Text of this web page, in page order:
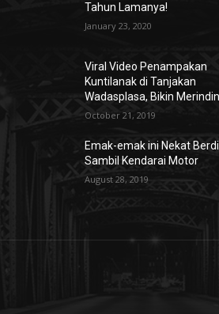
Tahun Lamanya!
January 23, 2020
Viral Video Penampakan
Kuntilanak di Tanjakan
Wadasplasa, Bikin
October 21, 2019
Emak-emak ini Nekat
Sambil Kendarai Motor
August 28, 2019